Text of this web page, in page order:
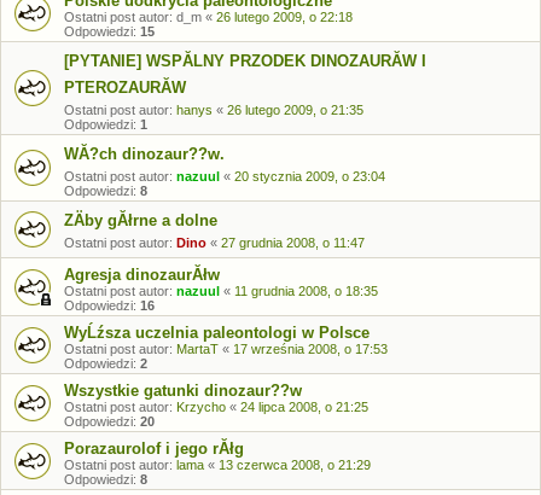
Ostatni post autor: d_m « 26 lutego 2009, o 22:18
Odpowiedzi: 15
[PYTANIE] WSPĂLNY PRZODEK DINOZAURĂW I
PTEROZAURĂW
Ostatni post autor: hanys « 26 lutego 2009, o 21:35
Odpowiedzi: 1
WĂ?ch dinozaur??w.
Ostatni post autor: nazuul « 20 stycznia 2009, o 23:04
Odpowiedzi: 8
ZÄby gĂłrne a dolne
Ostatni post autor: Dino « 27 grudnia 2008, o 11:47
Agresja dinozaurĂłw
Ostatni post autor: nazuul « 11 grudnia 2008, o 18:35
Odpowiedzi: 16
WyĹźsza uczelnia paleontologi w Polsce
Ostatni post autor: MartaT « 17 września 2008, o 17:53
Odpowiedzi: 2
Wszystkie gatunki dinozaur??w
Ostatni post autor: Krzycho « 24 lipca 2008, o 21:25
Odpowiedzi: 20
Porazaurolof i jego rĂłg
Ostatni post autor: lama « 13 czerwca 2008, o 21:29
Odpowiedzi: 8